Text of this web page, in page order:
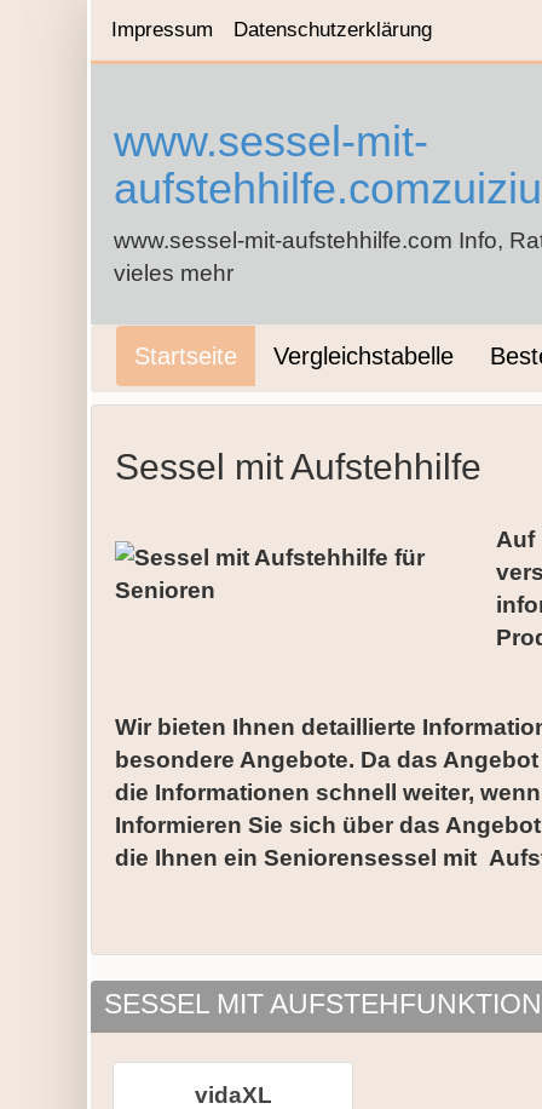
Impressum Datenschutzerklärung
www.sessel-mit-
www.sessel-mit-aufstehhilfe.com Info,
vieles mehr
Startseite Vergleichstabelle
Sessel mit Aufstehhilfe
Auf
Wir bieten Ihnen detaillierte
besondere Angebote. Da das
die Informationen schnell weiter,
Informieren Sie sich über das
die Ihnen ein Seniorensessel mit
SESSEL MIT AUFSTEHFUNKTION
vidaXL